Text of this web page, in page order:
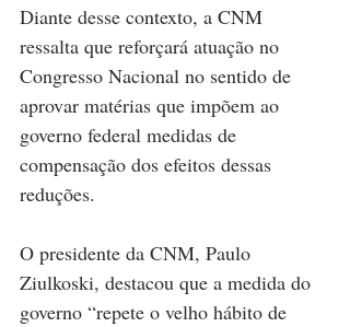
Diante desse contexto, a CNM
ressalta que reforçará atuação no
Congresso Nacional no sentido de
aprovar matérias que impõem ao
governo federal medidas de
compensação dos efeitos dessas
reduções.
O presidente da CNM, Paulo
Ziulkoski, destacou que a medida do
governo “repete o velho hábito de